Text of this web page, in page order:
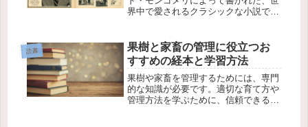
界中で愛されるクラシックな小説で
ーの成長と冒険を描いています。この
記事では、「赤毛のアン」シリーズの
魅力と...
読書
果樹と家畜の管理に役立つお
すすめの経本と学習方法
果樹や家畜を管理するためには、専門
的な知識が必要です。適切な育て方や
管理方法を学ぶために、信頼できる経